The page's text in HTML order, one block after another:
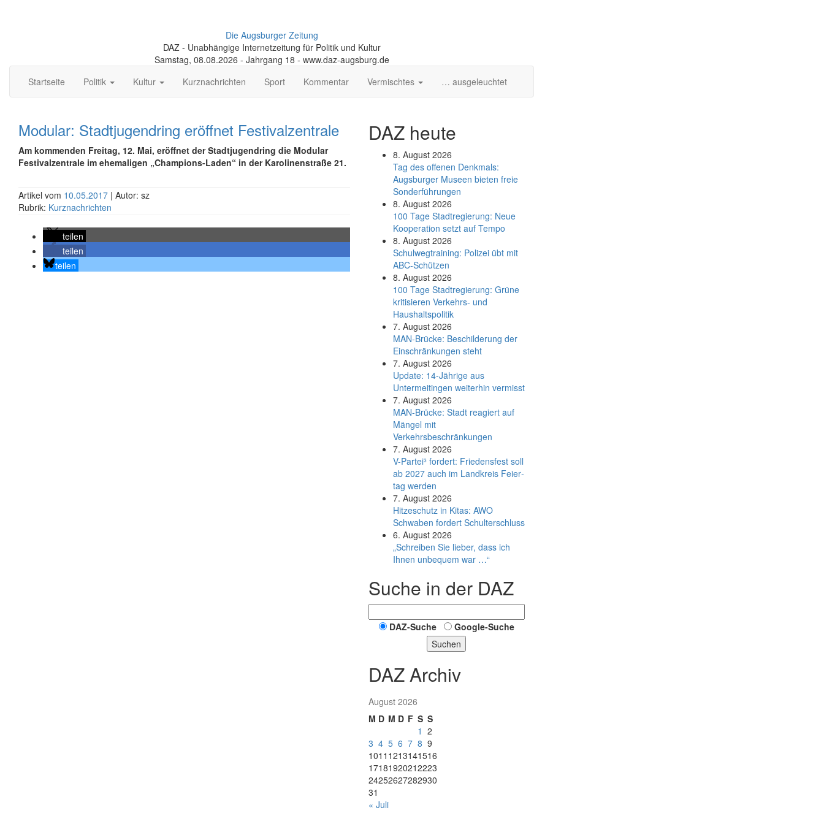
Die Augsburger Zeitung
DAZ - Unabhängige Internetzeitung für Politik und Kultur
Samstag, 08.08.2026 - Jahrgang 18 - www.daz-augsburg.de
Startseite
Politik Kultur Kurznachrichten Sport Kommentar Vermischtes … ausgeleuchtet
Modular: Stadtjugendring eröffnet Festivalzentrale
Am kommenden Freitag, 12. Mai, eröffnet der Stadtjugendring die Modular
Festivalzentrale im ehemaligen „Champions-Laden“ in der Karolinenstraße 21.
Artikel vom 10.05.2017 | Autor: sz
Rubrik: Kurznachrichten
teilen
teilen
teilen
DAZ heute
8. August 2026
Tag des offenen Denkmals:
Augsburger Museen bieten freie
Sonderführungen
8. August 2026
100 Tage Stadtregierung: Neue
Kooperation setzt auf Tempo
8. August 2026
Schul­weg­trai­ning: Poli­zei übt mit
ABC-Schüt­zen
8. August 2026
100 Tage Stadtregierung: Grüne
kritisieren Verkehrs- und
Haushaltspolitik
7. August 2026
MAN-Brücke: Beschilderung der
Einschränkungen steht
7. August 2026
Update: 14-Jährige aus
Untermeitingen weiterhin vermisst
7. August 2026
MAN-Brücke: Stadt reagiert auf
Mängel mit
Verkehrsbeschränkungen
7. August 2026
V-Partei­³ fordert: Friedens­fest soll
ab 2027 auch im Land­kreis Feier­
tag werden
7. August 2026
Hitzeschutz in Kitas: AWO
Schwaben fordert Schulterschluss
6. August 2026
„Schreiben Sie lieber, dass ich
Ihnen unbequem war …“
Suche in der DAZ
DAZ-Suche
Google-Suche
Suchen
DAZ Archiv
August 2026
M D M D F S S
1 2
3 4 5 6 7 8 9
1011 1213141516
17181920212223
24252627282930
31
« Juli